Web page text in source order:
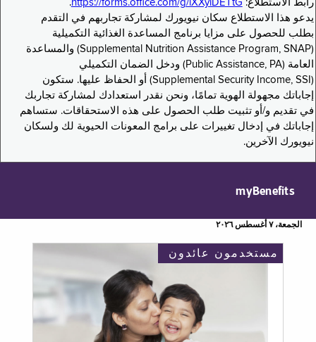
رابط الاستطلاع: https://forms.office.com/g/iXXyiDETtG
.
يدعو هذا الاستطلاع سكان نيويورك لمشاركة تجاربهم في التقدم
بطلب للحصول على مزايا برنامج المساعدة الغذائية التكميلية
(Supplemental Nutrition Assistance Program, SNAP) والمساعدة
العامة (Public Assistance, PA) ودخل الضمان التكميلي
(Supplemental Security Income, SSI) أو الحفاظ عليها. ستكون
إجاباتك مجهولة الهوية تمامًا، ونحن نقدر استعدادك لمشاركة تجاربك
في تقديم و/أو تثبيت طلب الحصول على هذه الاستحقاقات. ستساهم
إجاباتك في إدخال تغييرات على برامج المعونات الحيوية لك ولسكان
نيويورك الآخرين.
myBenefits
الجمعة، ٧ أغسطس ٢٠٢٦
مستخدمون عائدون